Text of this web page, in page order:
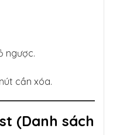
ngược.
cần xóa.
(Danh sách